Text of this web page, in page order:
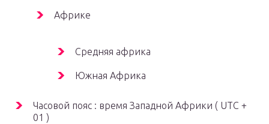
Африке
Средняя африка
Южная Африка
Часовой пояс : время Западной Африки ( UTC +
01 )